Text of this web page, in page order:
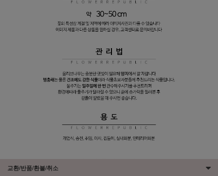
교환/반품/환불/취소